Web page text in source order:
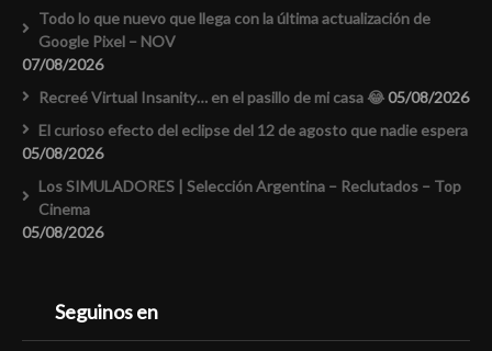
Todo lo que nuevo que llega con la última actualización de
Google Pixel – NOV
07/08/2026
Recreé Virtual Insanity… en el pasillo de mi casa 😂05/08/2026
El curioso efecto del eclipse del 12 de agosto que nadie espera
05/08/2026
Los SIMULADORES | Selección Argentina – Reclutados – Top
Cinema
05/08/2026
Seguinos en